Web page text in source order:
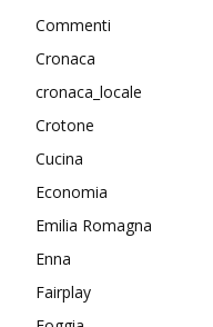
Commenti
Cronaca
cronaca_locale
Crotone
Cucina
Economia
Emilia Romagna
Enna
Fairplay